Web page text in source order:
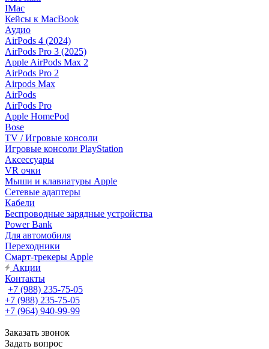
IMac
Кейсы к MacBook
Аудио
AirPods 4 (2024)
AirPods Pro 3 (2025)
Apple AirPods Max 2
AirPods Pro 2
Airpods Max
AirPods
AirPods Pro
Apple HomePod
Bose
TV / Игровые консоли
Игровые консоли PlayStation
Аксессуары
VR очки
Мыши и клавиатуры Apple
Сетевые адаптеры
Кабели
Беспроводные зарядные устройства
Power Bank
Для автомобиля
Переходники
Смарт-трекеры Apple
Акции
Контакты
+7 (988) 235-75-05
+7 (988) 235-75-05
+7 (964) 940-99-99
Заказать звонок
Задать вопрос